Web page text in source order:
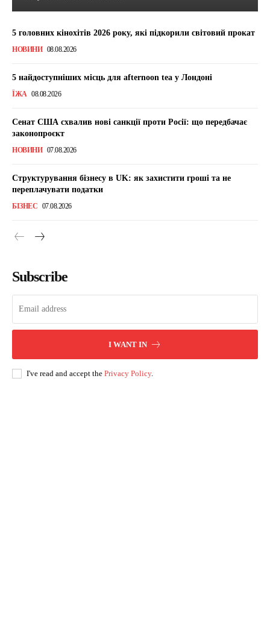
5 головних кінохітів 2026 року, які підкорили світовий прокат
НОВИНИ 08.08.2026
5 найдоступніших місць для afternoon tea у Лондоні
ЇЖА 08.08.2026
Сенат США схвалив нові санкції проти Росії: що передбачає
законопроєкт
НОВИНИ 07.08.2026
Структурування бізнесу в UK: як захистити гроші та не
переплачувати податки
БІЗНЕС 07.08.2026
Subscribe
I WANT IN
I've read and accept the Privacy Policy.